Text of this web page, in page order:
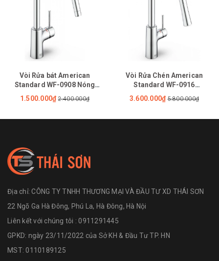
Vòi Rửa bát American
Standard WF-0908 Nóng
Lạnh
1.500.000₫ 2.400.000₫
Vòi Rửa Chén American
Standard WF-0916
(1009160000) Nóng Lạnh Rút
Dây Agate
3.600.000₫ 5.800.000₫
Địa chỉ:CÔNG TY TNHH THƯƠNG MẠI VÀ ĐẦU TƯ XD THÁI SƠN
22 Ngõ Ga Hà Đông, Phú La, Hà Đông, Hà Nội
Liên kết với chúng tôi : 0911291445
GPKD: ngày 23/11/2022 của Sở KH & Đầu Tư TP. HN
MST: 0110189125